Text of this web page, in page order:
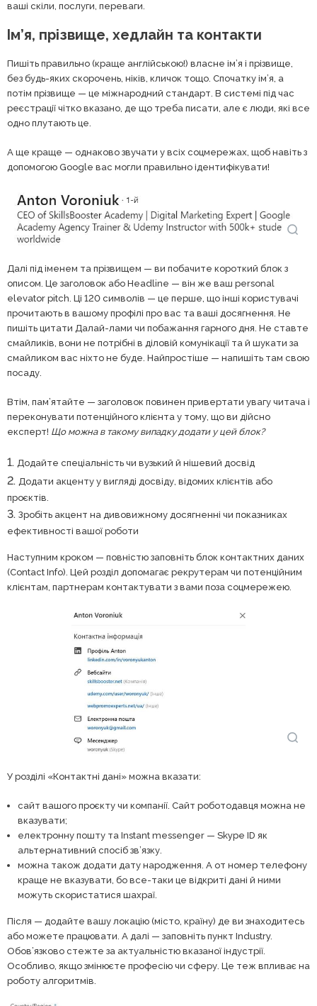
ваші скіли, послуги, переваги.
Ім’я, прізвище, хедлайн та контакти
Пишіть правильно (краще англійською!) власне ім’я і прізвище,
без будь-яких скорочень, ніків, кличок тощо. Спочатку ім’я, а
потім прізвище — це міжнародний стандарт. В системі під час
реєстрації чітко вказано, де що треба писати, але є люди, які все
одно плутають це.
А ще краще — однаково звучати у всіх соцмережах, щоб навіть з
допомогою Google вас могли правильно ідентифікувати!
Далі під іменем та прізвищем — ви побачите короткий блок з
описом. Це заголовок або Headline — він же ваш personal
elevator pitch. Ці 120 символів — це перше, що інші користувачі
прочитають в вашому профілі про вас та ваші досягнення. Не
пишіть цитати Далай-лами чи побажання гарного дня. Не ставте
смайликів, вони не потрібні в діловій комунікації та й шукати за
смайликом вас ніхто не буде. Найпростіше — напишіть там свою
посаду.
Втім, пам’ятайте — заголовок повинен привертати увагу читача і
переконувати потенційного клієнта у тому, що ви дійсно
експерт! Що можна в такому випадку додати у цей блок?
Додайте спеціальність чи вузький й нішевий досвід
Додати акценту у вигляді досвіду, відомих клієнтів або
проєктів.
Зробіть акцент на дивовижному досягненні чи показниках
ефективності вашої роботи
Наступним кроком — повністю заповніть блок контактних даних
(Contact Info). Цей розділ допомагає рекрутерам чи потенційним
клієнтам, партнерам контактувати з вами поза соцмережею.
У розділі «Контактні дані» можна вказати:
сайт вашого проєкту чи компанії. Сайт роботодавця можна не
вказувати;
електронну пошту та Instant messenger — Skype ID як
альтернативний спосіб зв’язку.
можна також додати дату народження. А от номер телефону
краще не вказувати, бо все-таки це відкриті дані й ними
можуть скористатися шахраї.
Після — додайте вашу локацію (місто, країну) де ви знаходитесь
або можете працювати. А далі — заповніть пункт Industry.
Обов’язково стежте за актуальністю вказаної індустрії.
Особливо, якщо змінюєте професію чи сферу. Це теж впливає на
роботу алгоритмів.